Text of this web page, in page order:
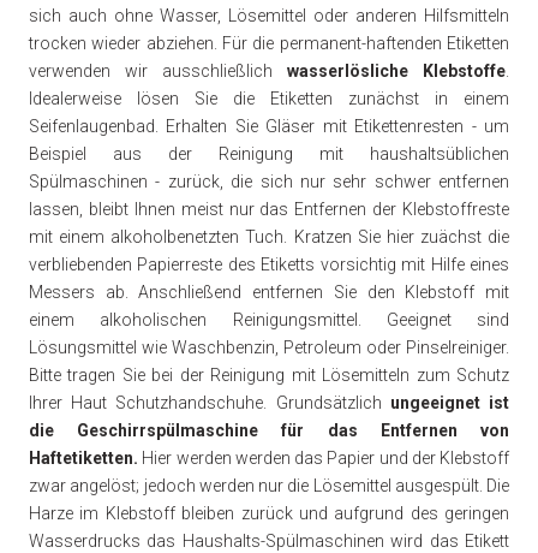
sich auch ohne Wasser, Lösemittel oder anderen Hilfsmitteln
trocken wieder abziehen. Für die permanent-haftenden Etiketten
verwenden wir ausschließlich wasserlösliche Klebstoffe.
Idealerweise lösen Sie die Etiketten zunächst in einem
Seifenlaugenbad. Erhalten Sie Gläser mit Etikettenresten - um
Beispiel aus der Reinigung mit haushaltsüblichen
Spülmaschinen - zurück, die sich nur sehr schwer entfernen
lassen, bleibt Ihnen meist nur das Entfernen der Klebstoffreste
mit einem alkoholbenetzten Tuch. Kratzen Sie hier zuächst die
verbliebenden Papierreste des Etiketts vorsichtig mit Hilfe eines
Messers ab. Anschließend entfernen Sie den Klebstoff mit
einem alkoholischen Reinigungsmittel. Geeignet sind
Lösungsmittel wie Waschbenzin, Petroleum oder Pinselreiniger.
Bitte tragen Sie bei der Reinigung mit Lösemitteln zum Schutz
Ihrer Haut Schutzhandschuhe. Grundsätzlich ungeeignet ist
die Geschirrspülmaschine für das Entfernen von
Haftetiketten. Hier werden werden das Papier und der Klebstoff
zwar angelöst; jedoch werden nur die Lösemittel ausgespült. Die
Harze im Klebstoff bleiben zurück und aufgrund des geringen
Wasserdrucks das Haushalts-Spülmaschinen wird das Etikett